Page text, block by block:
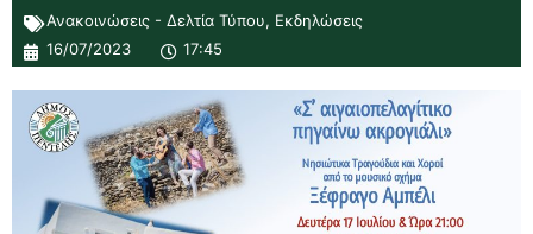
Ανακοινώσεις - Δελτία Τύπου, Εκδηλώσεις
16/07/2023
17:45